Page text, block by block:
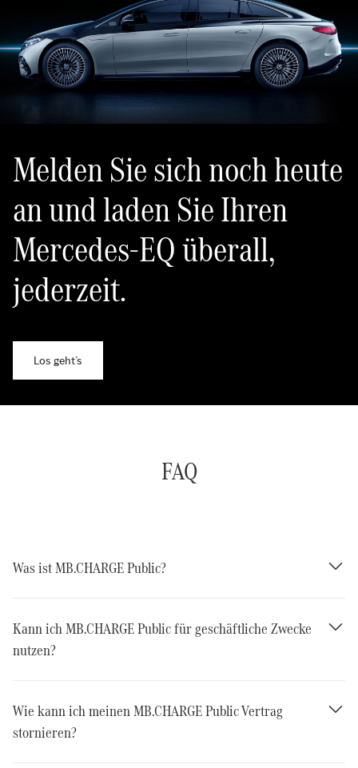
Melden Sie sich noch heute
an und laden Sie Ihren
Mercedes-EQ überall,
jederzeit.
Los geht’s
FAQ
Was ist MB.CHARGE Public?
Kann ich MB.CHARGE Public für geschäftliche Zwecke
nutzen?
Wie kann ich meinen MB.CHARGE Public Vertrag
stornieren?